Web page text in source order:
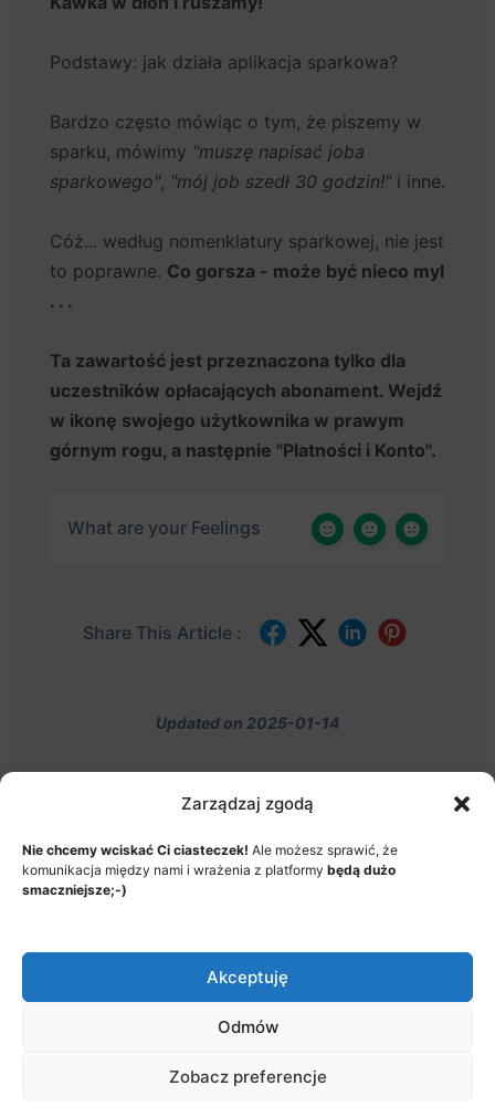
Zarządzaj zgodą
Nie chcemy wciskać Ci ciasteczek! Ale możesz sprawić, że
komunikacja między nami i wrażenia z platformy będą dużo
smaczniejsze;-)
Akceptuję
Odmów
Zobacz preferencje
Podstawy: jak działa aplikacja sparkowa?
Bardzo często mówiąc o tym, że piszemy w
sparku, mówimy "muszę napisać joba
sparkowego", "mój job szedł 30 godzin!" i inne.
Cóż... według nomenklatury sparkowej, nie jest
to poprawne. Co gorsza - może być nieco myl
. . .
Ta zawartość jest przeznaczona tylko dla
uczestników opłacających abonament. Wejdź
w ikonę swojego użytkownika w prawym
górnym rogu, a następnie "Platności i Konto".
What are your Feelings
Share This Article :
Updated on 2025-01-14
JAK TO DZIAŁA?
MENU
ITEMS
Factory sp. z o.o.
Polityka prywatności